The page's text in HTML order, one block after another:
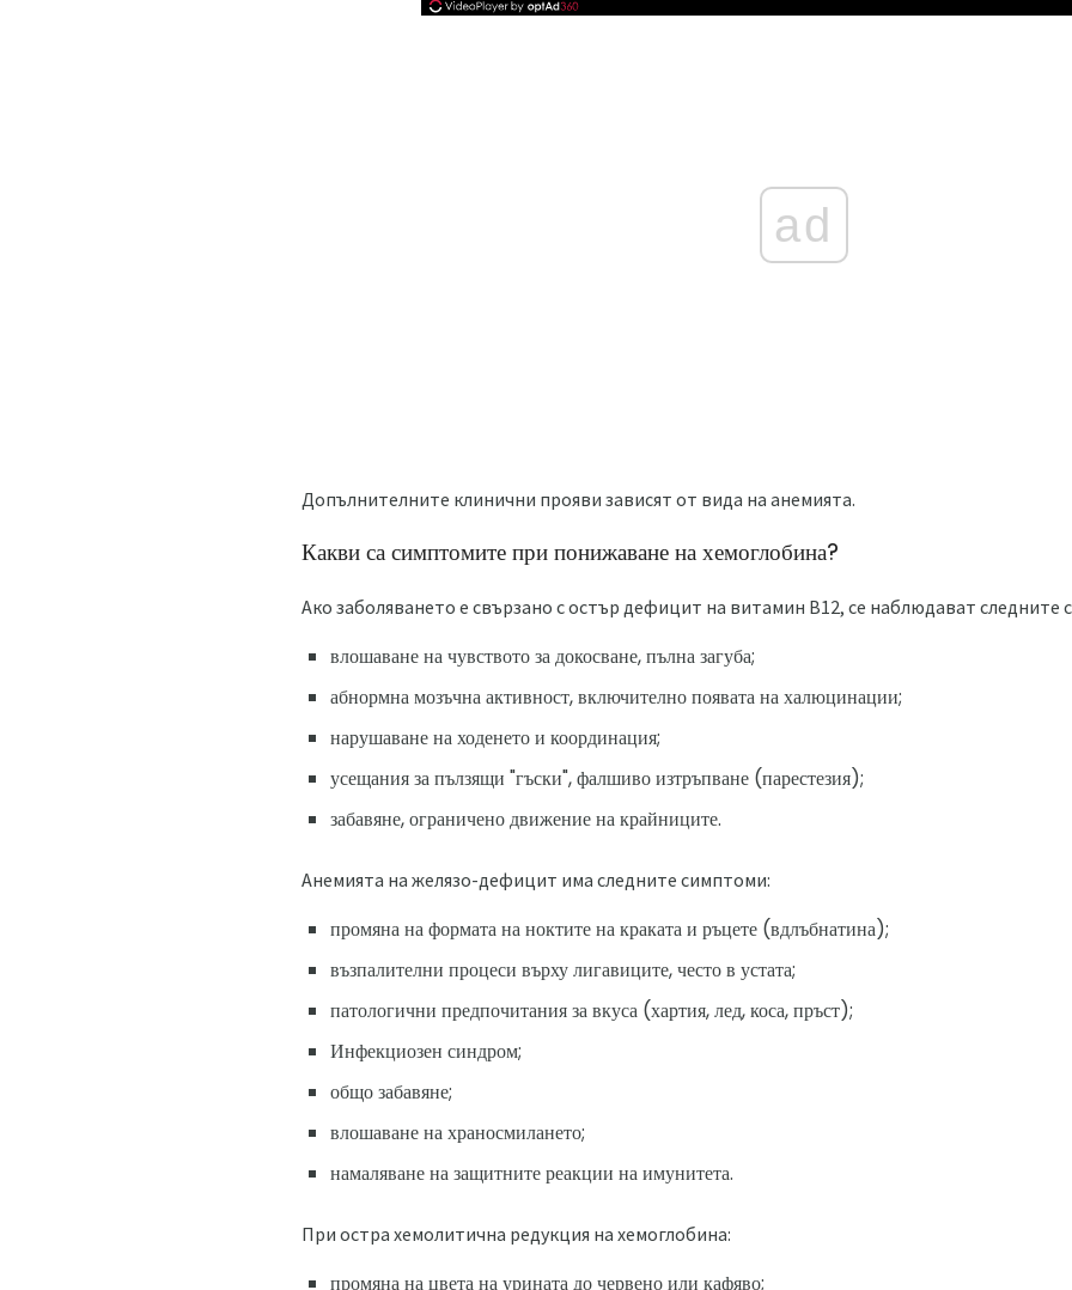
ad
Допълнителните клинични прояви зависят от вида на анемията.
Какви са симптомите при понижаване на хемоглобина?
Ако заболяването е свързано с остър дефицит на витамин В12, се наблюдават следните
влошаване на чувството за докосване, пълна загуба;
абнормна мозъчна активност, включително появата на халюцинации;
нарушаване на ходенето и координация;
усещания за пълзящи "гъски", фалшиво изтръпване (парестезия);
забавяне, ограничено движение на крайниците.
Анемията на желязо-дефицит има следните симптоми:
промяна на формата на ноктите на краката и ръцете (вдлъбнатина);
възпалителни процеси върху лигавиците, често в устата;
патологични предпочитания за вкуса (хартия, лед, коса, пръст);
Инфекциозен синдром;
общо забавяне;
влошаване на храносмилането;
намаляване на защитните реакции на имунитета.
При остра хемолитична редукция на хемоглобина:
промяна на цвета на урината до червено или кафяво;